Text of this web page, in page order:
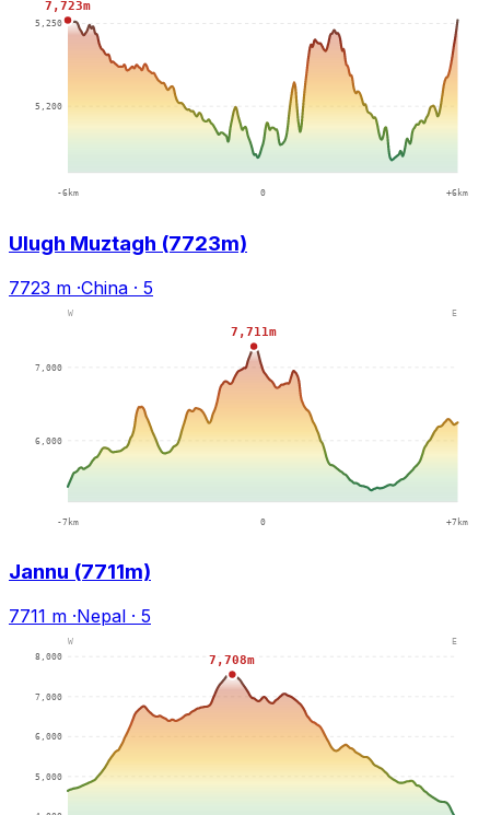
Ulugh Muztagh (7723m)
7723 m ·China · 5
Jannu (7711m)
7711 m ·Nepal · 5